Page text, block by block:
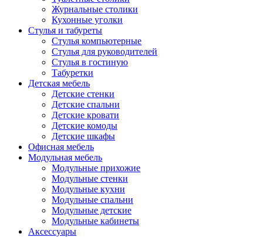
Журнальные столики
Кухонные уголки
Стулья и табуреты
Стулья компьютерные
Стулья для руководителей
Стулья в гостиную
Табуретки
Детская мебель
Детские стенки
Детские спальни
Детские кровати
Детские комоды
Детские шкафы
Офисная мебель
Модульная мебель
Модульные прихожие
Модульные стенки
Модульные кухни
Модульные спальни
Модульные детские
Модульные кабинеты
Аксессуары